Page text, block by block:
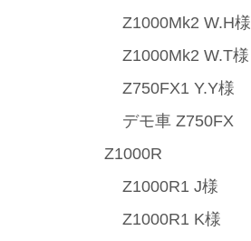
Z1000Mk2 W.H様
Z1000Mk2 W.T様
Z750FX1 Y.Y様
デモ車 Z750FX
Z1000R
Z1000R1 J様
Z1000R1 K様